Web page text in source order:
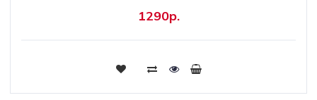
1290р.